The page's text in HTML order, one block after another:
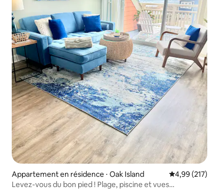
Appartement en résidence ⋅ Oak Island Évaluation
4,99 (217)
Levez-vous du bon pied ! Plage, piscine et vues